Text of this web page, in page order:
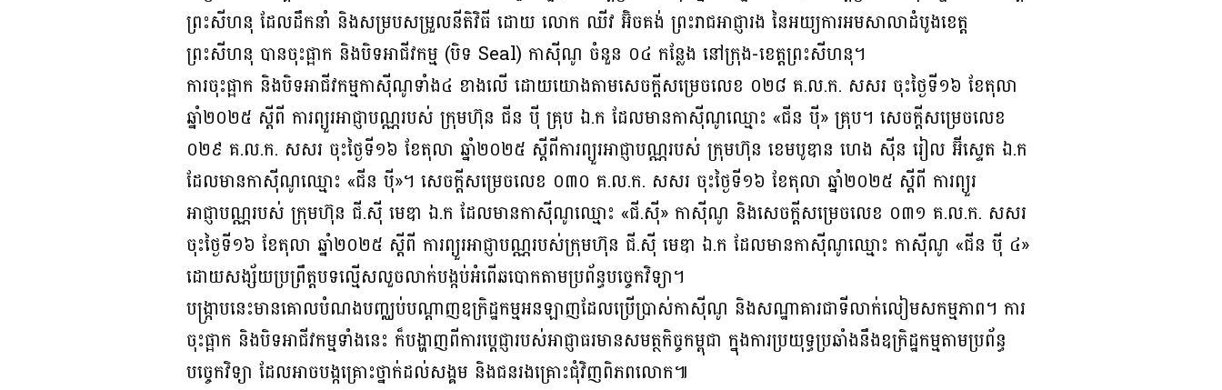
ព្រះសីហនុ ដែលដឹកនាំ និងសម្របសម្រួលនីតិវិធី ដោយ លោក ឈីវ អ៊ិចគង់ ព្រះរាជអាជ្ញារង នៃអយ្យការអមសាលាដំបូងខេត្ត
ព្រះសីហនុ បានចុះផ្អាក និងបិទអាជីវកម្ម (បិទ Seal) កាស៊ីណូ ចំនួន ០៤ កន្លែង នៅក្រុង-ខេត្តព្រះសីហនុ។
ការចុះផ្អាក និងបិទអាជីវកម្មកាស៊ីណូទាំង៤ ខាងលើ ដោយយោងតាមសេចក្តីសម្រេចលេខ ០២៨ គ.ល.ក. សសរ ចុះថ្ងៃទី១៦ ខែតុលា
ឆ្នាំ២០២៥ ស្តីពី ការព្យួរអាជ្ញាបណ្ណរបស់ ក្រុមហ៊ុន ជីន ប៉ី គ្រុប ឯ.ក ដែលមានកាស៊ីណូឈ្មោះ «ជីន ប៉ី» គ្រុប។ សេចក្តីសម្រេចលេខ
០២៩ គ.ល.ក. សសរ ចុះថ្ងៃទី១៦ ខែតុលា ឆ្នាំ២០២៥ ស្តីពីការព្យួរអាជ្ញាបណ្ណរបស់ ក្រុមហ៊ុន ខេមបូឌាន ហេង ស៊ីន រៀល អ៊ីស្ទេត ឯ.ក
ដែលមានកាស៊ីណូឈ្មោះ «ជីន ប៉ី»។ សេចក្តីសម្រេចលេខ ០៣០ គ.ល.ក. សសរ ចុះថ្ងៃទី១៦ ខែតុលា ឆ្នាំ២០២៥ ស្តីពី ការព្យួរ
អាជ្ញាបណ្ណរបស់ ក្រុមហ៊ុន ជី.ស៊ី មេឌា ឯ.ក ដែលមានកាស៊ីណូឈ្មោះ «ជី.ស៊ី» កាស៊ីណូ និងសេចក្តីសម្រេចលេខ ០៣១ គ.ល.ក. សសរ
ចុះថ្ងៃទី១៦ ខែតុលា ឆ្នាំ២០២៥ ស្តីពី ការព្យួរអាជ្ញាបណ្ណរបស់ក្រុមហ៊ុន ជី.ស៊ី មេឌា ឯ.ក ដែលមានកាស៊ីណូឈ្មោះ កាស៊ីណូ «ជីន ប៉ី ៤»
ដោយសង្ស័យប្រព្រឹត្តបទល្មើសលួចលាក់បង្កប់អំពើឆបោកតាមប្រព័ន្ធបច្ចេកវិទ្យា។
បង្ក្រាបនេះមានគោលបំណងបញ្ឈប់បណ្តាញឧក្រិដ្ឋកម្មអនឡាញដែលប្រើប្រាស់កាស៊ីណូ និងសណ្ឋាគារជាទីលាក់លៀមសកម្មភាព។ ការ
ចុះផ្អាក និងបិទអាជីវកម្មទាំងនេះ ក៏បង្ហាញពីការប្តេជ្ញារបស់អាជ្ញាធរមានសមត្ថកិច្ចកម្ពុជា ក្នុងការប្រយុទ្ធប្រឆាំងនឹងឧក្រិដ្ឋកម្មតាមប្រព័ន្ធ
បច្ចេកវិទ្យា ដែលអាចបង្កគ្រោះថ្នាក់ដល់សង្គម និងជនរងគ្រោះជុំវិញពិភពលោក៕